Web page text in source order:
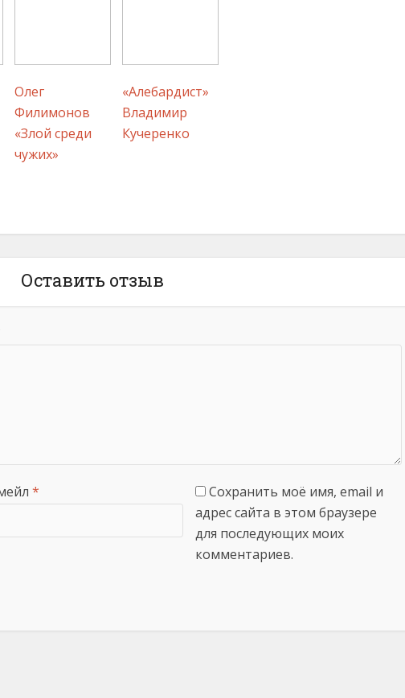
Олег
Филимонов
«Злой среди
чужих»
«Алебардист»
Владимир
Кучеренко
Оставить отзыв
*
Сохранить моё имя, email и
адрес сайта в этом браузере
для последующих моих
комментариев.